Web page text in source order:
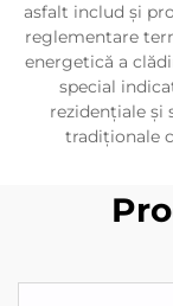
asfalt includ și
reglementare
energetică a
special
rezidențiale și
tradiționale